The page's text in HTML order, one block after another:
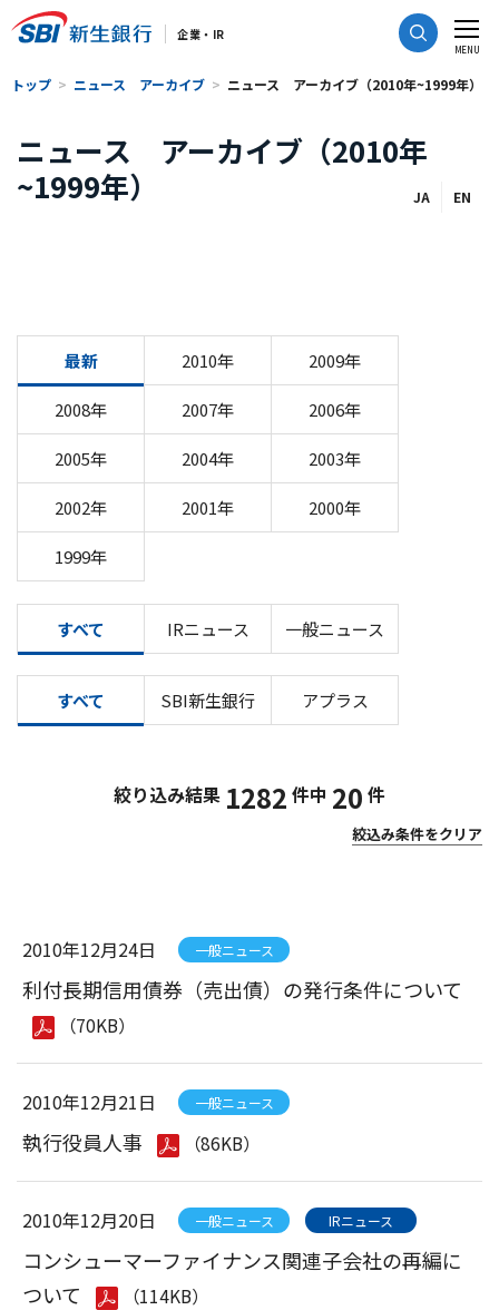
CLOSE
MENU
トップ ニュース アーカイブ ニュース アーカイブ（2010年~1999年）
ニュース アーカイブ（2010年
~1999年）
JA EN
最新 2010年 2009年
2008年 2007年 2006年
2005年 2004年 2003年
2002年 2001年 2000年
1999年
すべて IRニュース 一般ニュース
すべて SBI新生銀行 アプラス
絞込み条件をクリア
絞り込み結果 1282 件中 20 件
2010年12月24日 一般ニュース
利付長期信用債券（売出債）の発行条件について
（70KB）
2010年12月21日 一般ニュース
執行役員人事 （86KB）
2010年12月20日 一般ニュース IRニュース
コンシューマーファイナンス関連子会社の再編に
ついて
（114KB）
企業・IR